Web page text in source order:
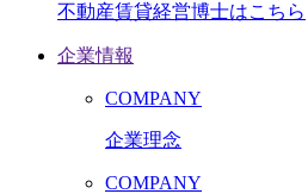
不動産賃貸経営博士はこちら
企業情報
COMPANY
企業理念
COMPANY